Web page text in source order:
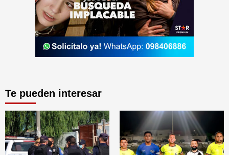
Te pueden interesar